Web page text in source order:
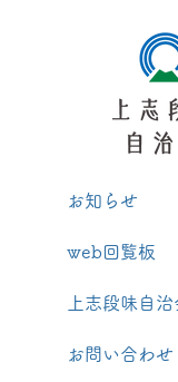
お知らせ
web回覧板
上志段味自
お問い合わ